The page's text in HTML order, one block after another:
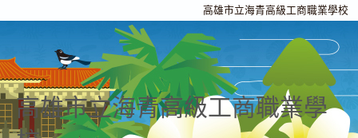
高雄市立海青高級工商職業學校
高雄市立海青高級工商職業學